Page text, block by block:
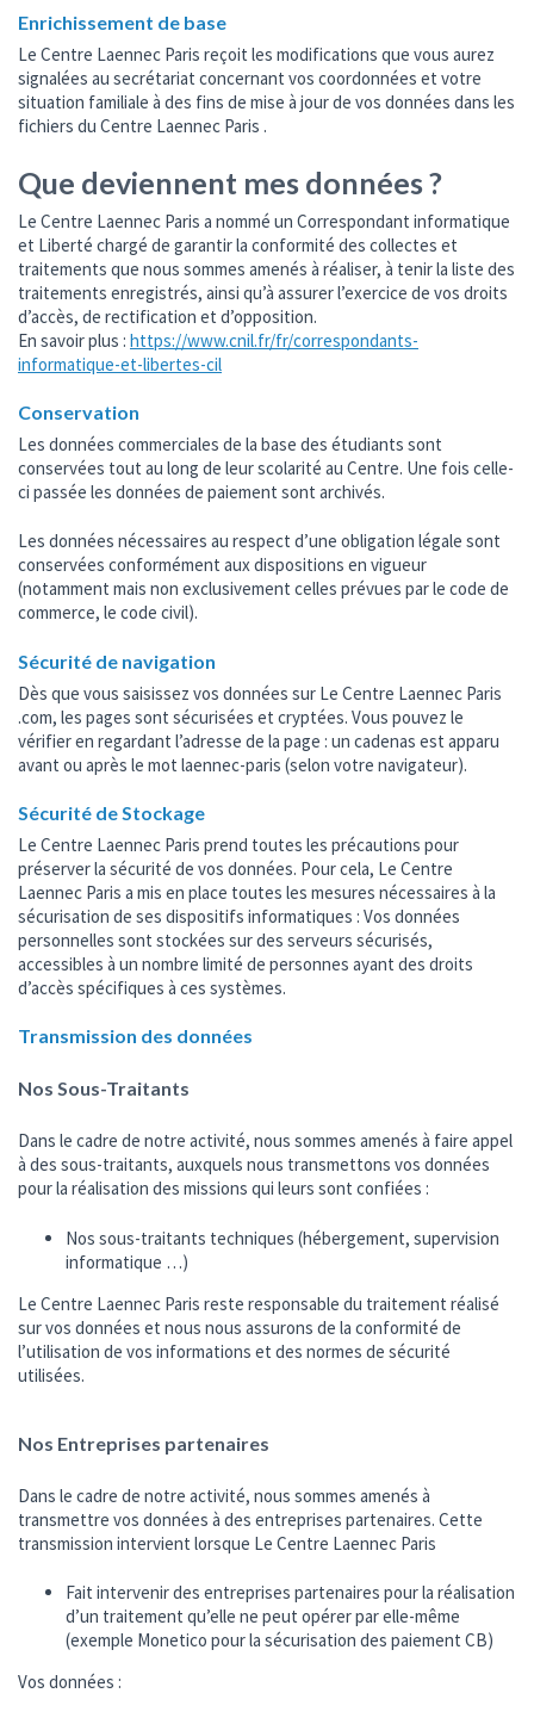
Enrichissement de base
Le Centre Laennec Paris reçoit les modifications que vous aurez
signalées au secrétariat concernant vos coordonnées et votre
situation familiale à des fins de mise à jour de vos données dans les
fichiers du Centre Laennec Paris .
Que deviennent mes données ?
Le Centre Laennec Paris a nommé un Correspondant informatique
et Liberté chargé de garantir la conformité des collectes et
traitements que nous sommes amenés à réaliser, à tenir la liste des
traitements enregistrés, ainsi qu’à assurer l’exercice de vos droits
d’accès, de rectification et d’opposition.
En savoir plus : https://www.cnil.fr/fr/correspondants-
informatique-et-libertes-cil
Conservation
Les données commerciales de la base des étudiants sont
conservées tout au long de leur scolarité au Centre. Une fois celle-
ci passée les données de paiement sont archivés.
Les données nécessaires au respect d’une obligation légale sont
conservées conformément aux dispositions en vigueur
(notamment mais non exclusivement celles prévues par le code de
commerce, le code civil).
Sécurité de navigation
Dès que vous saisissez vos données sur Le Centre Laennec Paris
.com, les pages sont sécurisées et cryptées. Vous pouvez le
vérifier en regardant l’adresse de la page : un cadenas est apparu
avant ou après le mot laennec-paris (selon votre navigateur).
Sécurité de Stockage
Le Centre Laennec Paris prend toutes les précautions pour
préserver la sécurité de vos données. Pour cela, Le Centre
Laennec Paris a mis en place toutes les mesures nécessaires à la
sécurisation de ses dispositifs informatiques : Vos données
personnelles sont stockées sur des serveurs sécurisés,
accessibles à un nombre limité de personnes ayant des droits
d’accès spécifiques à ces systèmes.
Transmission des données
Nos Sous-Traitants
Dans le cadre de notre activité, nous sommes amenés à faire appel
à des sous-traitants, auxquels nous transmettons vos données
pour la réalisation des missions qui leurs sont confiées :
Nos sous-traitants techniques (hébergement, supervision
informatique …)
Le Centre Laennec Paris reste responsable du traitement réalisé
sur vos données et nous nous assurons de la conformité de
l’utilisation de vos informations et des normes de sécurité
utilisées.
Nos Entreprises partenaires
Dans le cadre de notre activité, nous sommes amenés à
transmettre vos données à des entreprises partenaires. Cette
transmission intervient lorsque Le Centre Laennec Paris
Fait intervenir des entreprises partenaires pour la réalisation
d’un traitement qu’elle ne peut opérer par elle-même
(exemple Monetico pour la sécurisation des paiement CB)
Vos données :